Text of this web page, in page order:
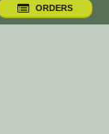
ORDERS